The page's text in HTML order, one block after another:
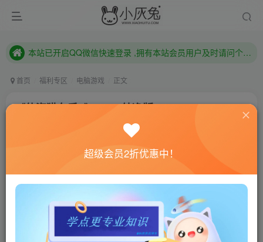
本站已开启QQ微信快速登录 ,拥有本站会员用户及时请问个人中心绑定！
本站已开启QQ微信快速登录 ,拥有本站会员用户及时请问个人中心绑定！
首页 福利专区 电脑游戏 正文
《侠盗猎车手5》GTA5纯净版
联网教程： 内附教程
单机教程： 内附教程
不懂的话联系客服！！！
超级会员2折优惠中！